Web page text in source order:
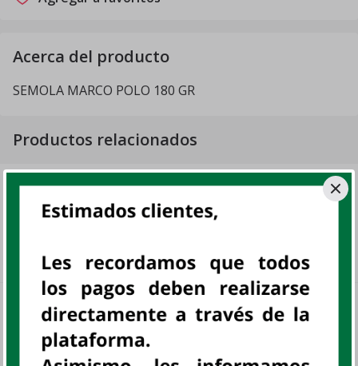
Acerca del producto
SEMOLA MARCO POLO 180 GR
Productos relacionados
TORNILLO MOLITALIA FAMILIAR 500
UN
S/ 3.60
SPAGHETTI MOLITALIA 450 GR
UN
MOLITALIA, UN
sku:801266